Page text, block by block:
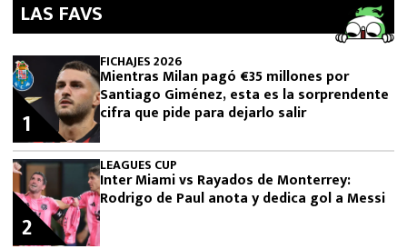
LAS FAVS
FICHAJES 2026
Mientras Milan pagó €35 millones por
Santiago Giménez, esta es la sorprendente
cifra que pide para dejarlo salir
1
LEAGUES CUP
Inter Miami vs Rayados de Monterrey:
Rodrigo de Paul anota y dedica gol a Messi
2